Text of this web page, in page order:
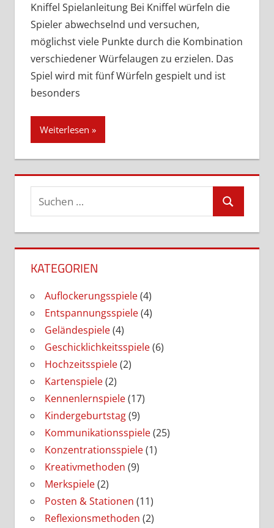
hinterlassen
Kniffel Spielanleitung Bei Kniffel würfeln die
Spieler abwechselnd und versuchen,
möglichst viele Punkte durch die Kombination
verschiedener Würfelaugen zu erzielen. Das
Spiel wird mit fünf Würfeln gespielt und ist
besonders
Weiterlesen
Suchen
nach:
Suchen
KATEGORIEN
Auflockerungsspiele(4)
Entspannungsspiele(4)
Geländespiele(4)
Geschicklichkeitsspiele(6)
Hochzeitsspiele(2)
Kartenspiele(2)
Kennenlernspiele(17)
Kindergeburtstag(9)
Kommunikationsspiele(25)
Konzentrationsspiele(1)
Kreativmethoden (9)
Merkspiele(2)
Posten & Stationen (11)
Reflexionsmethoden (2)